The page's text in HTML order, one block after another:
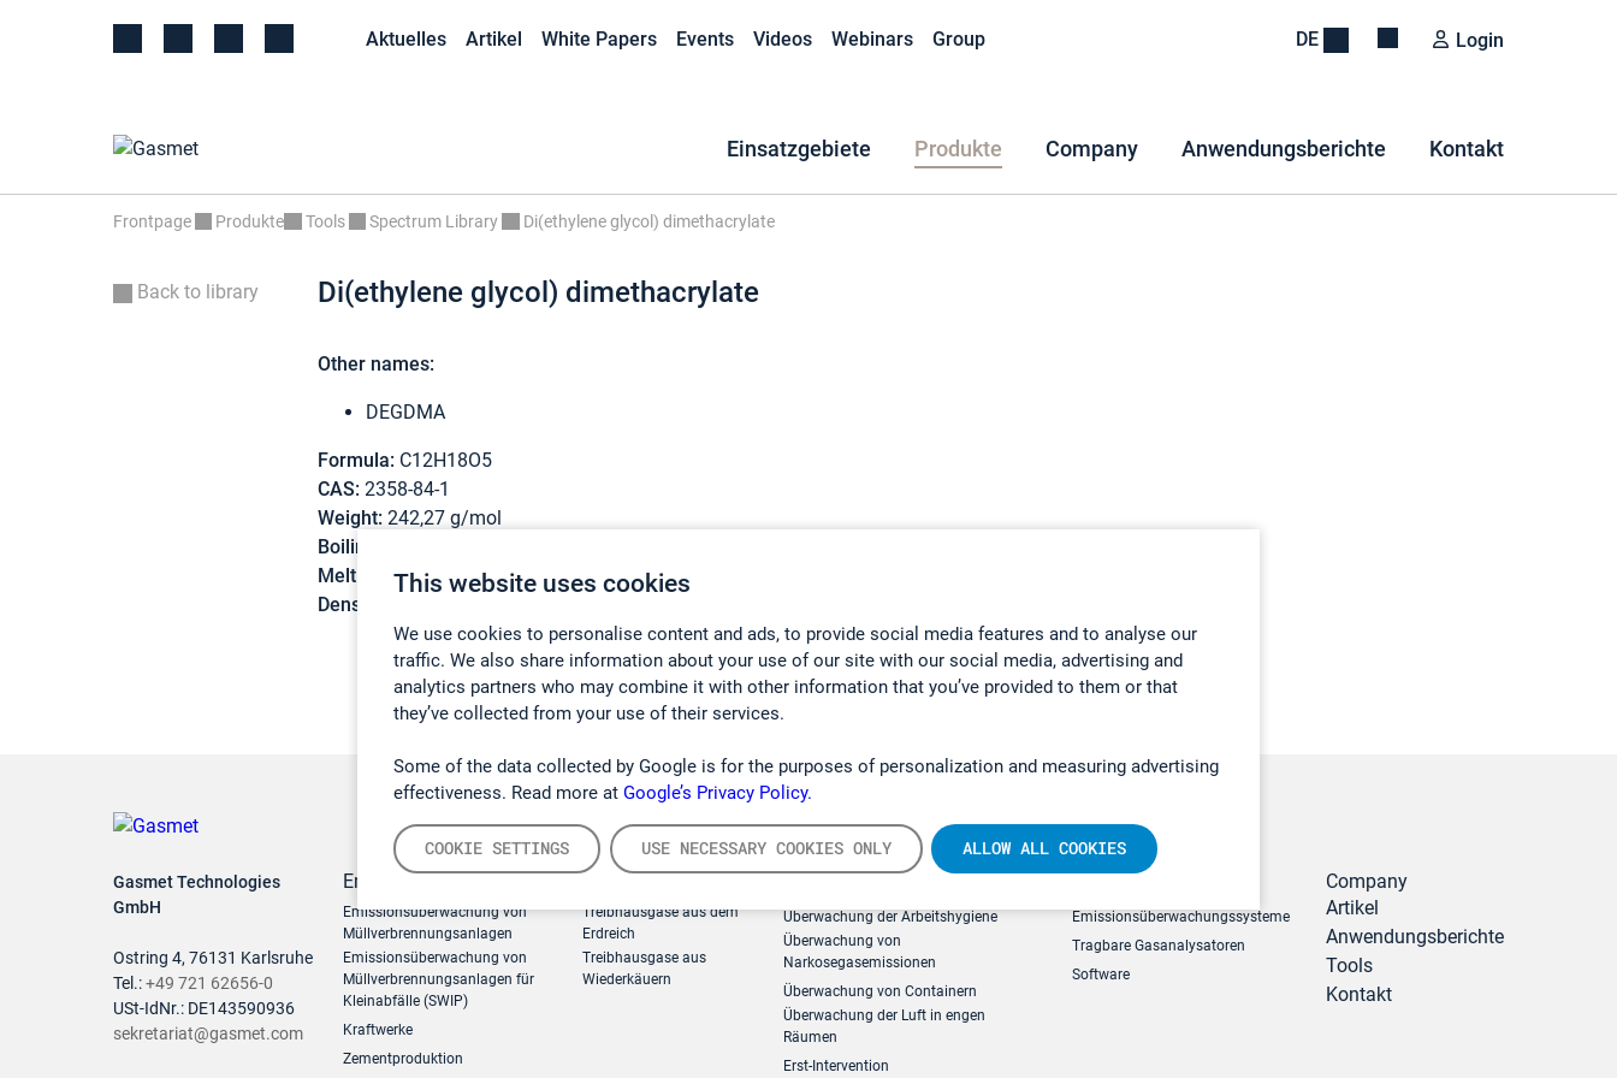
This website uses cookies
We use cookies to personalise content and ads, to provide social media features and to analyse our
traffic. We also share information about your use of our site with our social media, advertising and
analytics partners who may combine it with other information that you’ve provided to them or that
they’ve collected from your use of their services.
Some of the data collected by Google is for the purposes of personalization and measuring advertising
effectiveness. Read more at Google’s Privacy Policy.
COOKIE SETTINGS USE NECESSARY COOKIES ONLY ALLOW ALL COOKIES
Aktuelles Artikel White Papers Events Videos Webinars Group DE Login
Einsatzgebiete Produkte Company Anwendungsberichte Kontakt
Frontpage Produkte Tools Spectrum Library Di(ethylene glycol) dimethacrylate
Back to library Di(ethylene glycol) dimethacrylate
Other names:
DEGDMA
Formula: C12H18O5
CAS: 2358-84-1
Weight: 242,27 g/mol
Boiling point:
Melting point:-20 °C
Density:
Gasmet Technologies
GmbH
Ostring 4, 76131 Karlsruhe
Tel.:+49 721 62656-0
USt-IdNr.: DE143590936
sekretariat@gasmet.com
Emissionsüberwachung
Emissionsüberwachung von
Müllverbrennungsanlagen
Emissionsüberwachung von
Müllverbrennungsanlagen für
Kleinabfälle (SWIP)
Kraftwerke
Zementproduktion
Treibhausgase aus dem
Erdreich
Treibhausgase aus
Wiederkäuern
Überwachung der Arbeitshygiene
Überwachung von
Narkosegasemissionen
Überwachung von Containern
Überwachung der Luft in engen
Räumen
Erst-Intervention
Emissionsüberwachungssysteme
Tragbare Gasanalysatoren
Software
Company
Artikel
Anwendungsberichte
Tools
Kontakt